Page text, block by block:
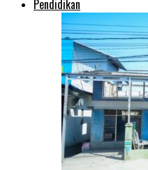
Pendidikan